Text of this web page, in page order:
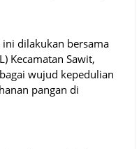
dilakukan bersama
Kecamatan Sawit,
wujud kepedulian
pangan di